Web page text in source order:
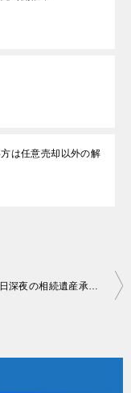
は任意売却以外の解
土日祝祭日深夜の相続遺産承継相談対応